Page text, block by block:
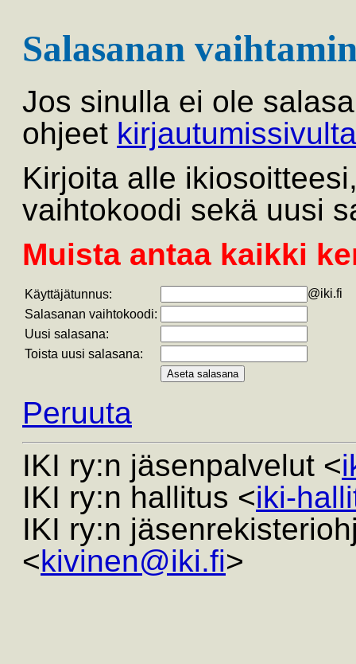
Salasanan
Jos sinulla ei ole
ohjeet kirjautumissivulta
Kirjoita alle
vaihtokoodi sekä uusi
Muista antaa kaikki
Käyttäjätunnus:
@iki.fi
Salasanan vaihtokoodi:
Uusi salasana:
Toista uusi salasana:
Peruuta
IKI ry:n jäsenpalvelut <
IKI ry:n hallitus <iki-
IKI ry:n
<kivinen@iki.fi>